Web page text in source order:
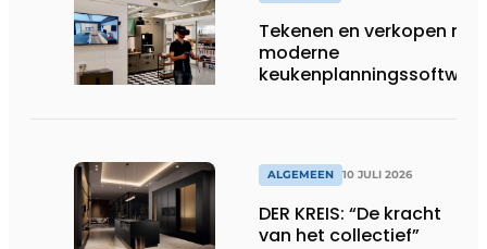
Tekenen en verkopen met
moderne
keukenplanningssoftware
ALGEMEEN 10 JULI 2026
DER KREIS: “De kracht
van het collectief”